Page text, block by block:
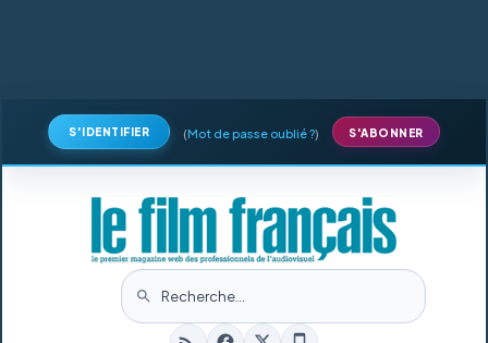
S'IDENTIFIER (Mot de passe oublié ?) S'ABONNER